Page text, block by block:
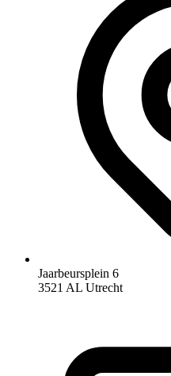
Jaarbeursplein 6
3521 AL Utrecht